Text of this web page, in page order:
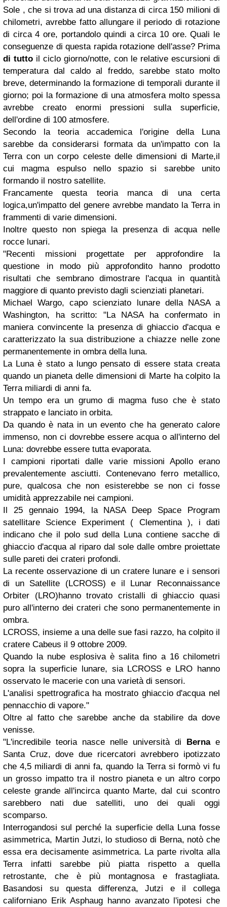
Sole , che si trova ad una distanza di circa 150 milioni di
chilometri, avrebbe fatto allungare il periodo di rotazione
di circa 4 ore, portandolo quindi a circa 10 ore. Quali le
conseguenze di questa rapida rotazione dell'asse? Prima
di tutto il ciclo giorno/notte, con le relative escursioni di
temperatura dal caldo al freddo, sarebbe stato molto
breve, determinando la formazione di temporali durante il
giorno; poi la formazione di una atmosfera molto spessa
avrebbe creato enormi pressioni sulla superficie,
dell'ordine di 100 atmosfere.
Secondo la teoria accademica l'origine della Luna
sarebbe da considerarsi formata da un'impatto con la
Terra con un corpo celeste delle dimensioni di Marte,il
cui magma espulso nello spazio si sarebbe unito
formando il nostro satellite.
Francamente questa teoria manca di una certa
logica,un'impatto del genere avrebbe mandato la Terra in
frammenti di varie dimensioni.
Inoltre questo non spiega la presenza di acqua nelle
rocce lunari.
"Recenti missioni progettate per approfondire la
questione in modo più approfondito hanno prodotto
risultati che sembrano dimostrare l'acqua in quantità
maggiore di quanto previsto dagli scienziati planetari.
Michael Wargo, capo scienziato lunare della NASA a
Washington, ha scritto: "La NASA ha confermato in
maniera convincente la presenza di ghiaccio d'acqua e
caratterizzato la sua distribuzione a chiazze nelle zone
permanentemente in ombra della luna.
La Luna è stato a lungo pensato di essere stata creata
quando un pianeta delle dimensioni di Marte ha colpito la
Terra miliardi di anni fa.
Un tempo era un grumo di magma fuso che è stato
strappato e lanciato in orbita.
Da quando è nata in un evento che ha generato calore
immenso, non ci dovrebbe essere acqua o all'interno del
Luna: dovrebbe essere tutta evaporata.
I campioni riportati dalle varie missioni Apollo erano
prevalentemente asciutti. Contenevano ferro metallico,
pure, qualcosa che non esisterebbe se non ci fosse
umidità apprezzabile nei campioni.
Il 25 gennaio 1994, la NASA Deep Space Program
satellitare Science Experiment ( Clementina ), i dati
indicano che il polo sud della Luna contiene sacche di
ghiaccio d'acqua al riparo dal sole dalle ombre proiettate
sulle pareti dei crateri profondi.
La recente osservazione di un cratere lunare e i sensori
di un Satellite (LCROSS) e il Lunar Reconnaissance
Orbiter (LRO)hanno trovato cristalli di ghiaccio quasi
puro all'interno dei crateri che sono permanentemente in
ombra.
LCROSS, insieme a una delle sue fasi razzo, ha colpito il
cratere Cabeus il 9 ottobre 2009.
Quando la nube esplosiva è salita fino a 16 chilometri
sopra la superficie lunare, sia LCROSS e LRO hanno
osservato le macerie con una varietà di sensori.
L'analisi spettrografica ha mostrato ghiaccio d'acqua nel
pennacchio di vapore."
Oltre al fatto che sarebbe anche da stabilire da dove
venisse.
"L'incredibile teoria nasce nelle università di Bernae
Santa Cruz, dove due ricercatori avrebbero ipotizzato
che 4,5 miliardi di anni fa, quando la Terra si formò vi fu
un grosso impatto tra il nostro pianeta e un altro corpo
celeste grande all'incirca quanto Marte, dal cui scontro
sarebbero nati due satelliti, uno dei quali oggi
scomparso.
Interrogandosi sul perché la superficie della Luna fosse
asimmetrica, Martin Jutzi, lo studioso di Berna, notò che
essa era decisamente asimmetrica. La parte rivolta alla
Terra infatti sarebbe più piatta rispetto a quella
retrostante, che è più montagnosa e frastagliata.
Basandosi su questa differenza, Jutzi e il collega
californiano Erik Asphaug hanno avanzato l'ipotesi che